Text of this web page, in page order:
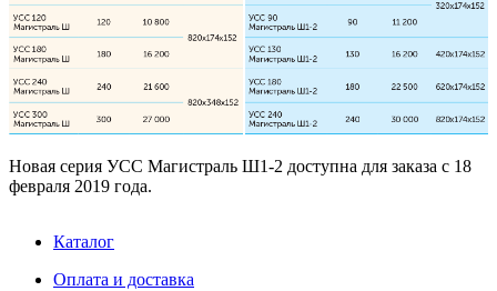
Новая серия УСС Магистраль Ш1-2 доступна для заказа с 18
февраля 2019 года.
Каталог
Оплата и доставка